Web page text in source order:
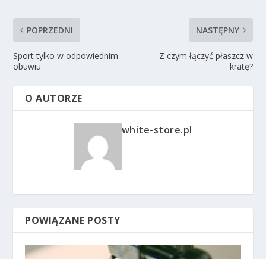
POPRZEDNI
Sport tylko w odpowiednim
obuwiu
NASTĘPNY
Z czym łączyć płaszcz w
kratę?
O AUTORZE
white-store.pl
POWIĄZANE POSTY